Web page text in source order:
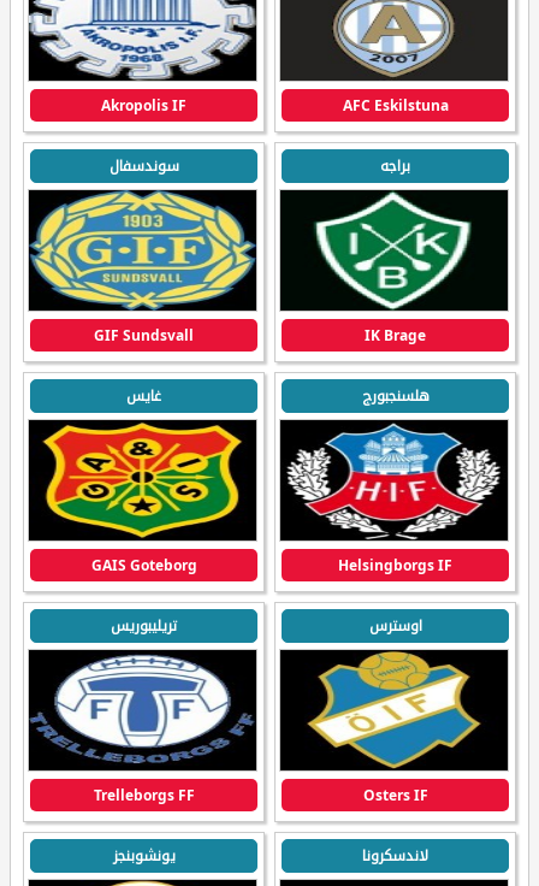
AFC Eskilstuna
Akropolis IF
براجه
IK Brage
سوندسفال
GIF Sundsvall
هلسنجبورج
Helsingborgs IF
غايس
GAIS Goteborg
اوسترس
Osters IF
تريليبوريس
Trelleborgs FF
لاندسكرونا يونشوبنجز